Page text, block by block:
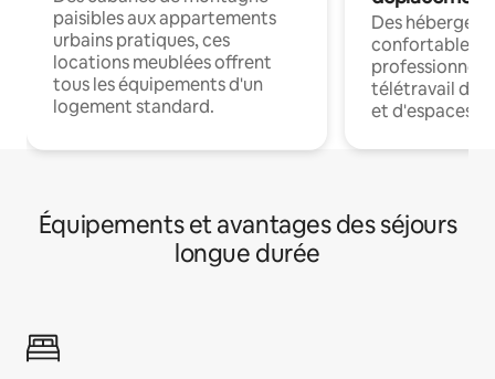
paisibles aux appartements
urbains pratiques, ces
locations meublées offrent
tous les équipements d'un
logement standard.
Des
confortables
professionnels
télétravail
et d'espaces
Équipements et avantages des séjours
longue durée